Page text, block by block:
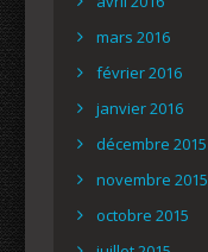
mars 2016
février 2016
janvier 2016
décembre 2015
novembre 2015
octobre 2015